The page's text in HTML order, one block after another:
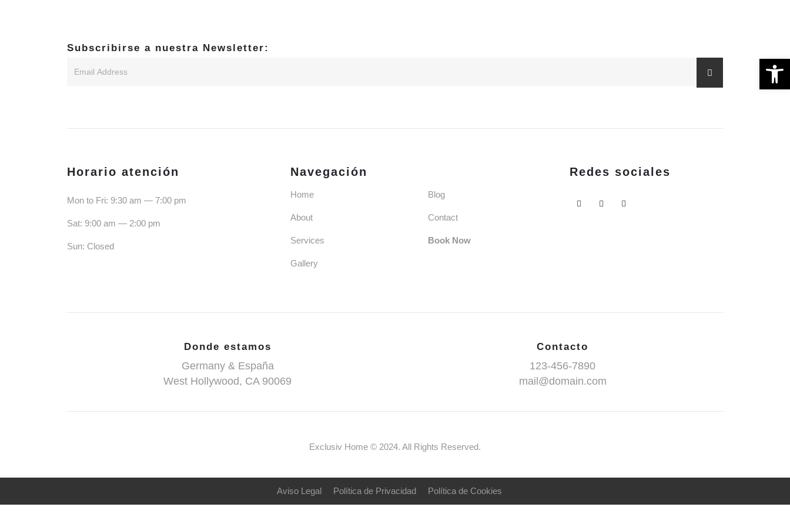
Subscribirse a nuestra Newsletter:
Horario atención
Mon to Fri: 9:30 am — 7:00 pm
Sat: 9:00 am — 2:00 pm
Sun: Closed
Navegación
Home
About
Services
Gallery
Blog
Contact
Book Now
Redes sociales
Donde estamos
Germany & España
West Hollywood, CA 90069
Contacto
123-456-7890
mail@domain.com
Exclusiv Home © 2024. All Rights Reserved.
Aviso Legal Política de Privacidad Política de Cookies